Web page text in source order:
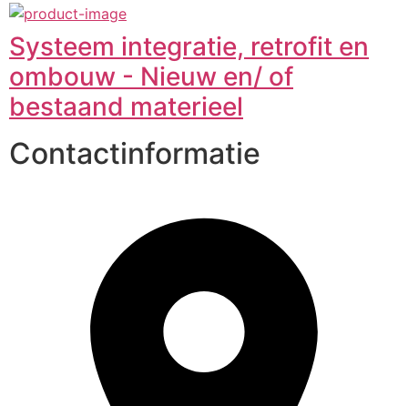
Systeem integratie, retrofit en
ombouw - Nieuw en/ of
bestaand materieel
Contactinformatie